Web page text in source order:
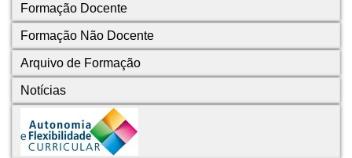
Formação Docente
Formação Não Docente
Arquivo de Formação
Notícias